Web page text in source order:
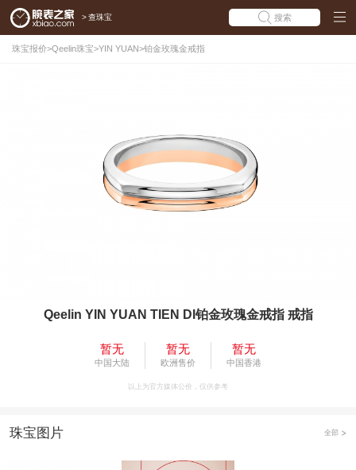
> 查珠宝 搜索
珠宝报价>Qeelin珠宝>YIN YUAN>铂金玫瑰金戒指
Qeelin YIN YUAN TIEN DI铂金玫瑰金戒指 戒指
暂无
中国大陆
暂无
欧洲售价
暂无
中国香港
以上为官方媒体公价，仅供参考
珠宝图片 全部